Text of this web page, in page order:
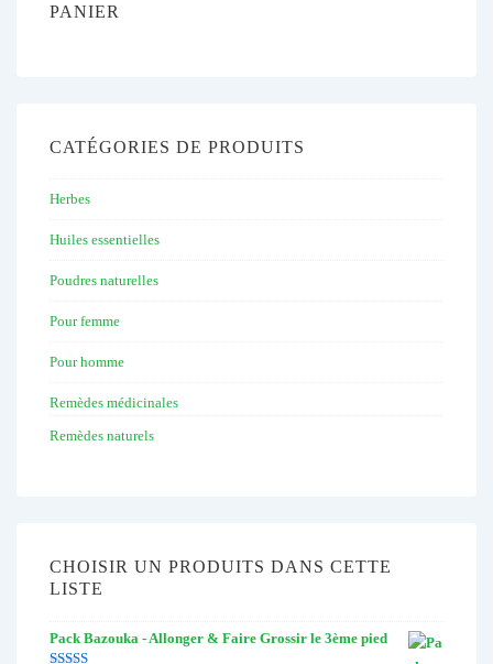
PANIER
CATÉGORIES DE PRODUITS
Herbes
Huiles essentielles
Poudres naturelles
Pour femme
Pour homme
Remèdes médicinales
Remèdes naturels
CHOISIR UN PRODUITS DANS CETTE
LISTE
Pack Bazouka - Allonger & Faire Grossir le 3ème pied